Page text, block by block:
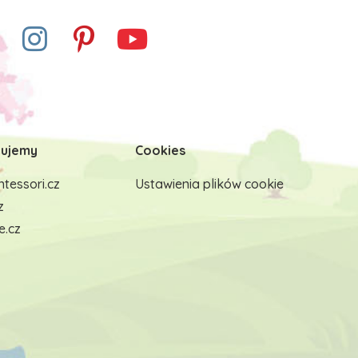
Cookies
Ustawienia plików cookie